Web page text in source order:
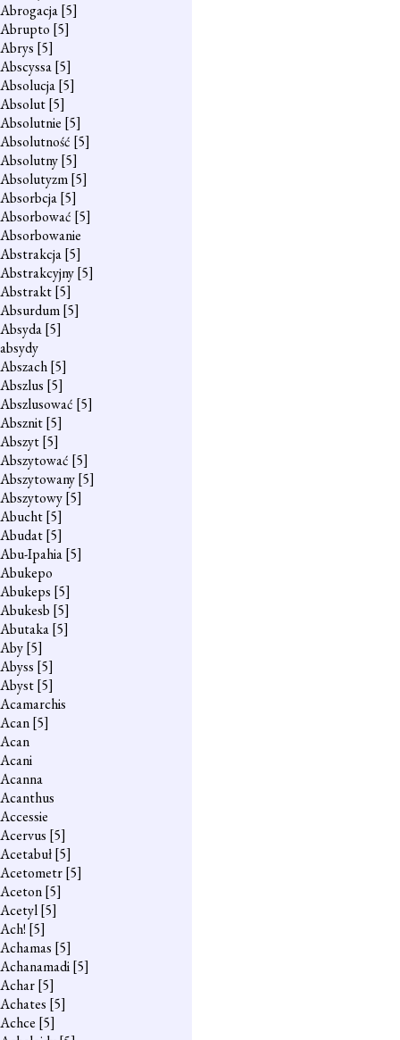
Abrogacja[5]
Abrupto [5]
Abrys [5]
Abscyssa[5]
Absolucja[5]
Absolut[5]
Absolutnie [5]
Absolutność [5]
Absolutny[5]
Absolutyzm[5]
Absorbcja[5]
Absorbować [5]
Absorbowanie
Abstrakcja[5]
Abstrakcyjny[5]
Abstrakt[5]
Absurdum[5]
Absyda[5]
absydy
Abszach[5]
Abszlus [5]
Abszlusować [5]
Absznit[5]
Abszyt[5]
Abszytować [5]
Abszytowany[5]
Abszytowy[5]
Abucht[5]
Abudat[5]
Abu-Ipahia[5]
Abukepo
Abukeps [5]
Abukesb [5]
Abutaka[5]
Aby[5]
Abyss [5]
Abyst[5]
Acamarchis
Acan[5]
Acan
Acani
Acanna
Acanthus
Accessie
Acervus [5]
Acetabuł[5]
Acetometr[5]
Aceton[5]
Acetyl[5]
Ach! [5]
Achamas [5]
Achanamadi[5]
Achar[5]
Achates [5]
Achce [5]